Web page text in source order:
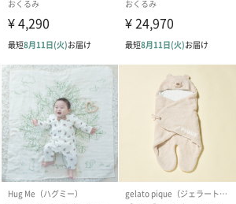
さしく包み、温かな時間をつくりたいと
の都合により若干の誤差が生じる場合がござい
ン100%